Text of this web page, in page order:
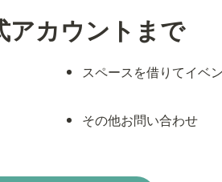
アカウントまで
スペースを借りてイベ
その他お問い合わせ